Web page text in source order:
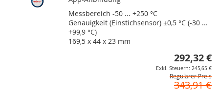
Messbereich -50 ... +250 °C
Genauigkeit (Einstichsensor) ±0,5 °C (-30 ...
+99,9 °C)
169,5 x 44 x 23 mm
292,32 €
245,65 €
Regulärer Preis
343,91 €